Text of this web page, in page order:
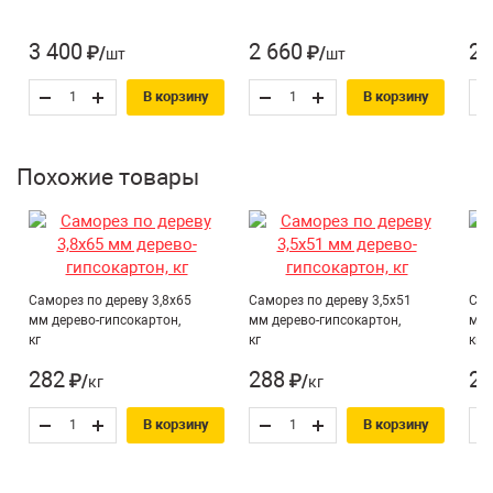
Назначение*:
Для дерева
Усиленный крепеж: Нет
3 400 ₽/шт
В корзину
2 660 ₽/шт
В корзину
2
Похожие товары
Саморез по дереву 3,8х65
мм дерево-гипсокартон,
кг
282 ₽/кг
В корзину
Саморез по дереву 3,5х51
мм дерево-гипсокартон,
кг
288 ₽/кг
В корзину
мм
кг